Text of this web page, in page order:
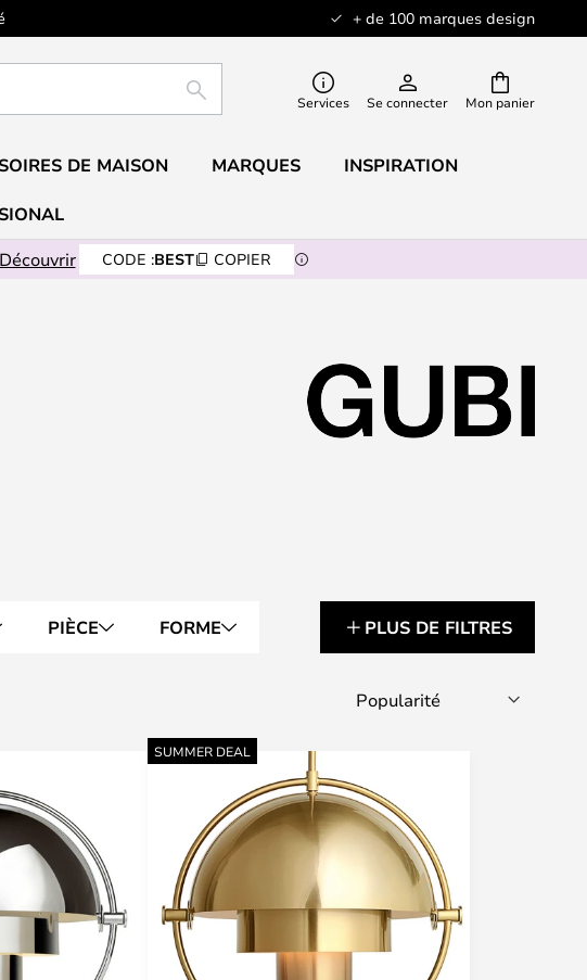
+ de 100 marques design
Mon panier
RECHERCHERServices Se connecter
DE MAISON MARQUES INSPIRATION
Découvrir CODE :BEST COPIER
PIÈCE FORME PLUS DE FILTRES
SUMMER DEAL